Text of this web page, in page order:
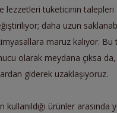
lezzetleri tüketicinin talepleri
daha uzun
maruz kalıyor. Bu
olarak meydana çıksa da,
giderek uzaklaşıyoruz.
ürünler arasında